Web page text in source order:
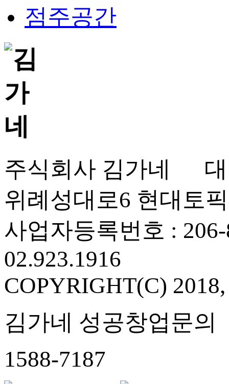
점주공간
주식회사 김가네
위례성대로6 현대토
사업자등록번호 :
02.923.1916
COPYRIGHT(C)
김가네 성공창업문의
1588-7187